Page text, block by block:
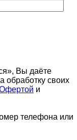
Вы даёте
обработку своих
и
телефона или